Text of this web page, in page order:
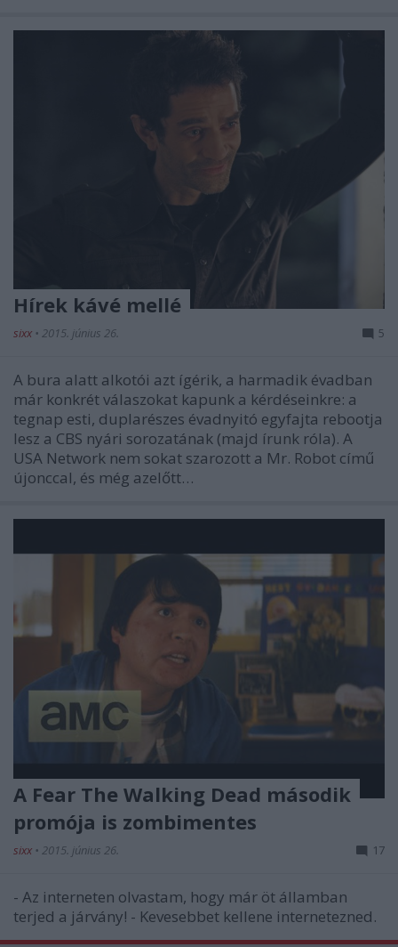
Hírek kávé mellé
sixx • 2015. június 26. 5
A bura alatt alkotói azt ígérik, a harmadik évadban
már konkrét válaszokat kapunk a kérdéseinkre: a
tegnap esti, duplarészes évadnyitó egyfajta rebootja
lesz a CBS nyári sorozatának (majd írunk róla). A
USA Network nem sokat szarozott a Mr. Robot című
újonccal, és még azelőtt…
A Fear The Walking Dead második
promója is zombimentes
sixx • 2015. június 26. 17
- Az interneten olvastam, hogy már öt államban
terjed a járvány! - Kevesebbet kellene internetezned.